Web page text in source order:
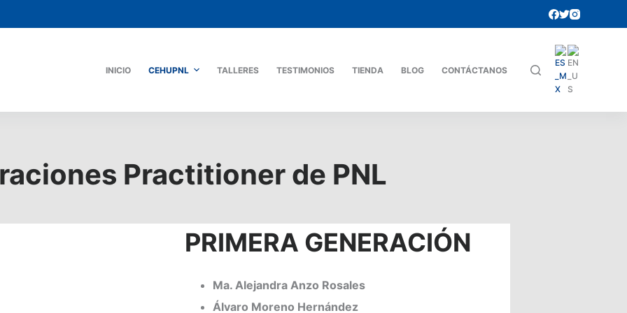
INICIO CEHUPNL TALLERES TESTIMONIOS TIENDA BLOG CONTÁCTANOS
Practitioner de PNL
PRIMERA GENERACIÓN
Ma. Alejandra Anzo Rosales
Álvaro Moreno Hernández